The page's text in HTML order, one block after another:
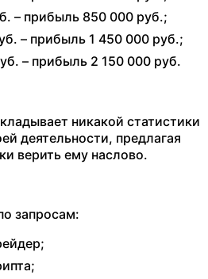
– прибыль 850 000 руб.;
– прибыль 1 450 000 руб.;
– прибыль 2 150 000 руб.
никакой статистики
деятельности, предлагая
верить ему наслово.
запросам: